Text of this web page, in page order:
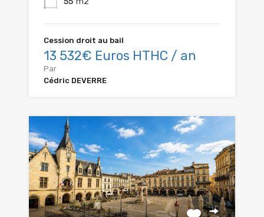
Cession droit au bail
13 532€ Euros HTHC / an
Par
Cédric DEVERRE